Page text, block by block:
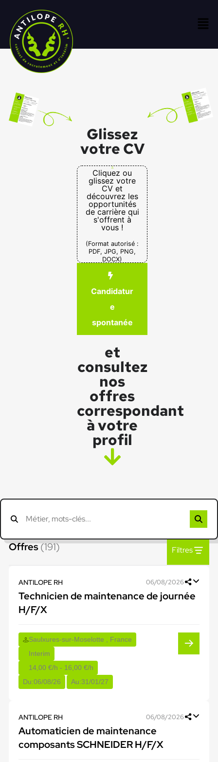
Glissez
votre CV
Cliquez ou
glissez votre
CV et
découvrez les
opportunités
de carrière qui
s'offrent à
vous !
(Format autorisé :
PDF, JPG, PNG,
DOCX)
Candidatur
e
spontanée
et
consultez
nos
offres
correspondant
à votre
profil
Offres(191) Filtres
ANTILOPE RH 06/08/2026
Technicien de maintenance de journée
H/F/X
Saulxures-sur-Moselotte , France
Interim
14,00 €/h - 16,00 €/h
Du:06/08/26 Au:31/01/27
ANTILOPE RH 06/08/2026
Automaticien de maintenance
composants SCHNEIDER H/F/X